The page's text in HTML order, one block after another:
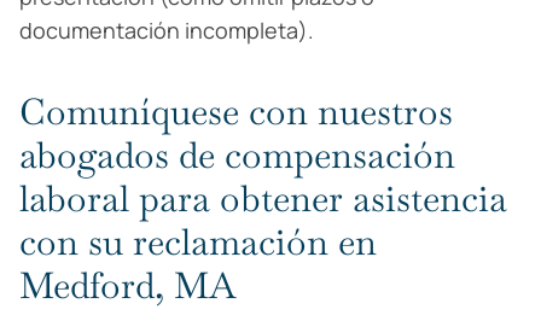
documentación incompleta).
Comuníquese con nuestros
abogados de compensación
laboral para obtener asistencia
con su reclamación en
Medford, MA